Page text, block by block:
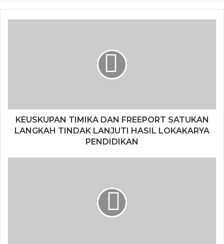
KEUSKUPAN TIMIKA DAN FREEPORT SATUKAN
LANGKAH TINDAK LANJUTI HASIL LOKAKARYA
PENDIDIKAN